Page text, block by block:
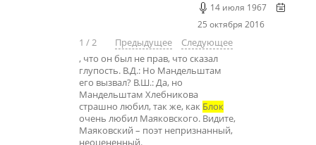
14 июля 1967
25 октября 2016
1 /2 Предыдущее
Следующее
, что он был не прав, что сказал
глупость. В.Д.: Но Мандельштам
его вызвал? В.Ш.: Да, но
Мандельштам Хлебникова
страшно любил, так же, как Блок
очень любил Маяковского. Видите,
Маяковский – поэт непризнанный,
неоцененный.